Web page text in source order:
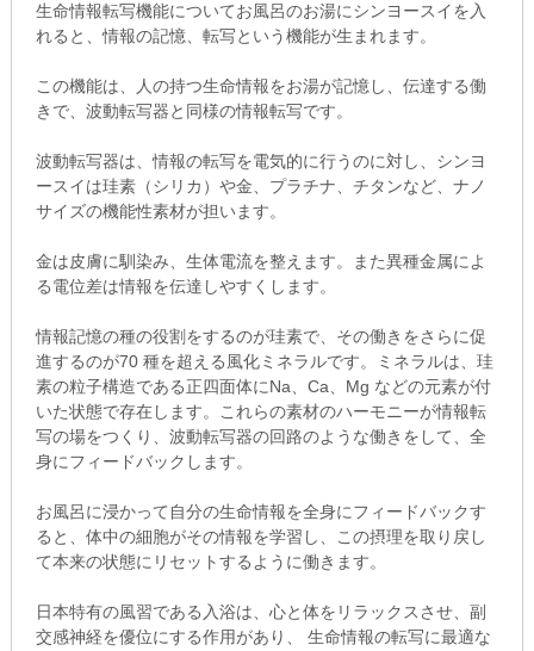
生命情報転写機能についてお風呂のお湯にシンヨースイを入
れると、情報の記憶、転写という機能が生まれます。
この機能は、人の持つ生命情報をお湯が記憶し、伝達する働
きで、波動転写器と同様の情報転写です。
波動転写器は、情報の転写を電気的に行うのに対し、シンヨ
ースイは珪素（シリカ）や金、プラチナ、チタンなど、ナノ
サイズの機能性素材が担います。
金は皮膚に馴染み、生体電流を整えます。また異種金属によ
る電位差は情報を伝達しやすくします。
情報記憶の種の役割をするのが珪素で、その働きをさらに促
進するのが70 種を超える風化ミネラルです。ミネラルは、珪
素の粒子構造である正四面体にNa、Ca、Mg などの元素が付
いた状態で存在します。これらの素材のハーモニーが情報転
写の場をつくり、波動転写器の回路のような働きをして、全
身にフィードバックします。
お風呂に浸かって自分の生命情報を全身にフィードバックす
ると、体中の細胞がその情報を学習し、この摂理を取り戻し
て本来の状態にリセットするように働きます。
日本特有の風習である入浴は、心と体をリラックスさせ、副
交感神経を優位にする作用があり、 生命情報の転写に最適な